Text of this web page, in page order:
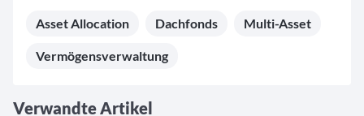
Asset Allocation Dachfonds Multi-Asset
Vermögensverwaltung
Verwandte Artikel